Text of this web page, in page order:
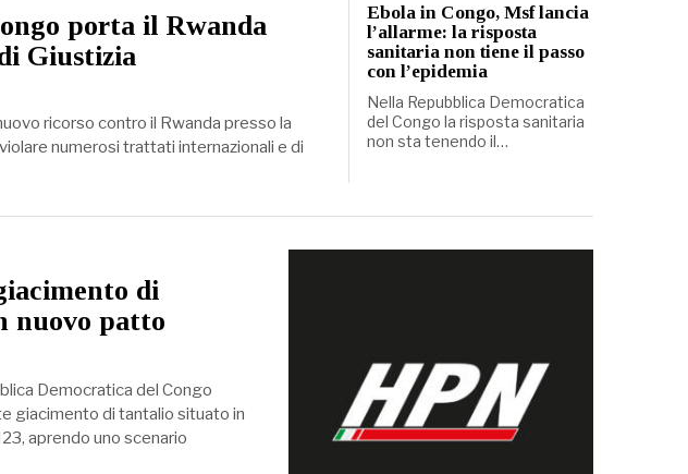
porta il Rwanda
Giustizia
ricorso contro il Rwanda presso la
numerosi trattati internazionali e di
Ebola in Congo, Msf lancia
l’allarme: la risposta
sanitaria non tiene il passo
con l’epidemia
Nella Repubblica Democratica
del Congo la risposta sanitaria
non sta tenendo il…
di
nuovo patto
Democratica del Congo
giacimento di tantalio situato in
aprendo uno scenario